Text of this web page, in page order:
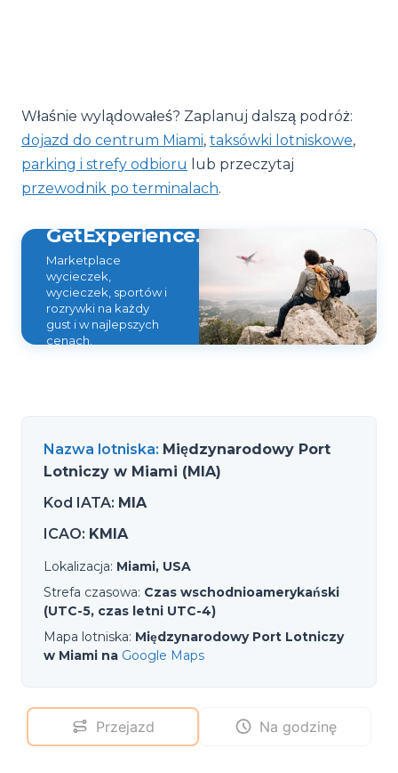
Właśnie wylądowałeś? Zaplanuj dalszą podróż:
dojazd do centrum Miami, taksówki lotniskowe,
parking i strefy odbioru
lub przeczytaj
przewodnik po terminalach.
GetExperience.com
Marketplace
wycieczek,
wycieczek, sportów i
rozrywki na każdy
gust i w najlepszych
cenach.
Nazwa lotniska: Międzynarodowy Port
Lotniczy w Miami (MIA)
Kod IATA: MIA
ICAO: KMIA
Lokalizacja: Miami, USA
Strefa czasowa: Czas wschodnioamerykański
(UTC-5, czas letni UTC-4)
Mapa lotniska: Międzynarodowy Port Lotniczy
w Miami na Google Maps